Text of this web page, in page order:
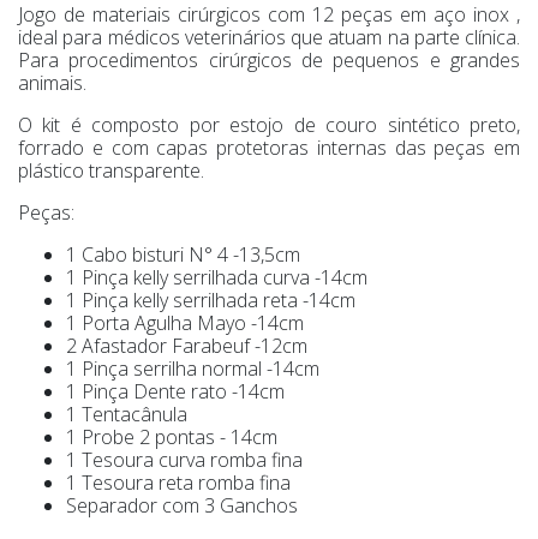
Jogo de materiais cirúrgicos com 12 peças em aço inox ,
ideal para médicos veterinários que atuam na parte clínica.
Para procedimentos cirúrgicos de pequenos e grandes
animais.
O kit é composto por estojo de couro sintético preto,
forrado e com capas protetoras internas das peças em
plástico transparente.
Peças:
1 Cabo bisturi N° 4 -13,5cm
1 Pinça kelly serrilhada curva -14cm
1 Pinça kelly serrilhada reta -14cm
1 Porta Agulha Mayo -14cm
2 Afastador Farabeuf -12cm
1 Pinça serrilha normal -14cm
1 Pinça Dente rato -14cm
1 Tentacânula
1 Probe 2 pontas - 14cm
1 Tesoura curva romba fina
1 Tesoura reta romba fina
Separador com 3 Ganchos